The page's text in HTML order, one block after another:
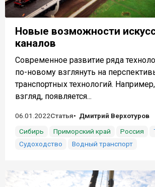
Новые возможности
каналов
Современное развитие ряда
по-новому взглянуть на
транспортных технологий.
взгляд, появляется...
06.01.2022Статья
Дмитрий Верхотуров
Сибирь
Приморский край Россия
Судоходство
Водный транспорт